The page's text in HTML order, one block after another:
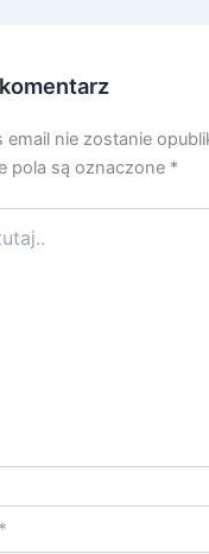
email nie zostanie
pola są oznaczone *